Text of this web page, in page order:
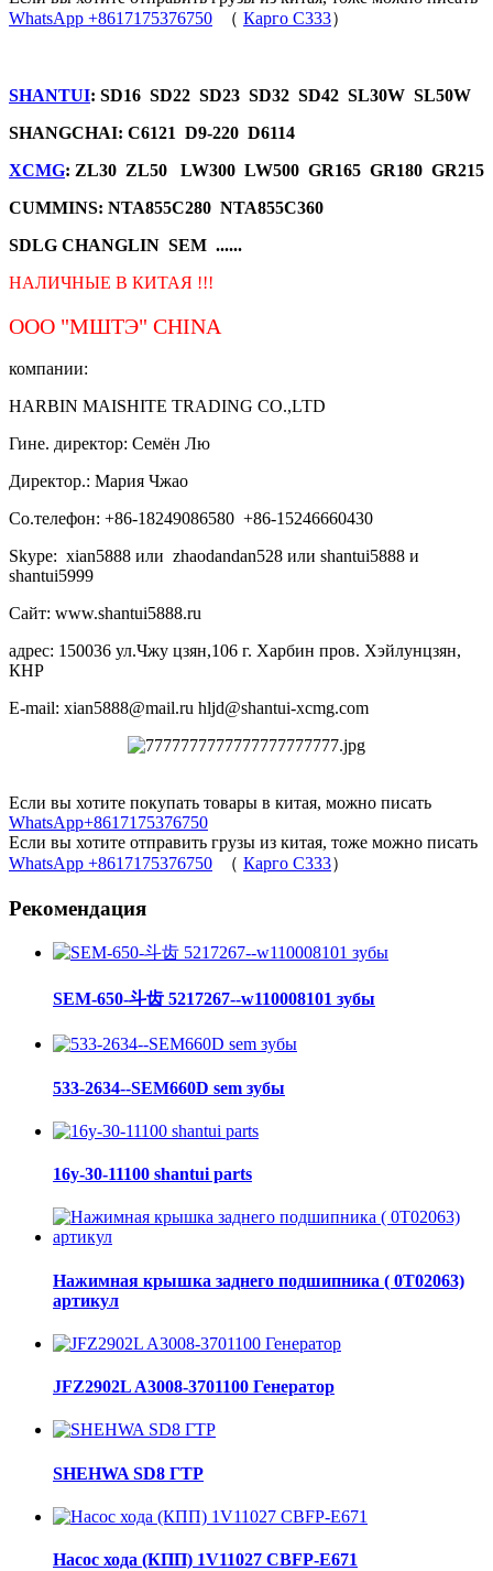
WhatsApp +8617175376750 （ Карго C333）
SHANTUI: SD16 SD22 SD23 SD32 SD42 SL30W SL50W
SHANGCHAI: C6121 D9-220 D6114
XCMG: ZL30 ZL50 LW300 LW500 GR165 GR180 GR215
CUMMINS: NTA855C280 NTA855C360
SDLG CHANGLIN SEM ......
НАЛИЧНЫЕ В КИТАЯ !!!
ООО "МШТЭ" CHINA
компании:
HARBIN MAISHITE TRADING CO.,LTD
Гине. директор: Семён Лю
Директор.: Мария Чжао
Со.телефон: +86-18249086580 +86-15246660430
Skype: xian5888 или zhaodandan528 или shantui5888 и
shantui5999
Сайт: www.shantui5888.ru
адрес: 150036 ул.Чжу цзян,106 г. Харбин пров. Хэйлунцзян,
КНР
E-mail: xian5888@mail.ru hljd@shantui-xcmg.com
Если вы хотите покупать товары в китая, можно писать
WhatsApp+8617175376750
Если вы хотите отправить грузы из китая, тоже можно писать
WhatsApp +8617175376750 （ Карго C333）
Рекомендация
SEM-650-斗齿 5217267--w110008101 зубы
533-2634--SEM660D sem зубы
16y-30-11100 shantui parts
Нажимная крышка заднего подшипника ( 0Т02063)
артикул
JFZ2902L A3008-3701100 Генератор
SHEHWA SD8 ГТР
Насос хода (КПП) 1V11027 CBFP-E671